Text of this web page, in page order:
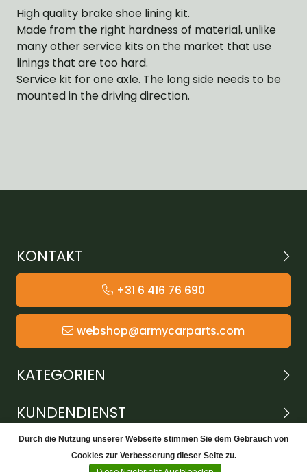
High quality brake shoe lining kit.
Made from the right hardness of material, unlike
many other service kits on the market that use
linings that are too hard.
Service kit for one axle. The long side needs to be
mounted in the driving direction.
KONTAKT
+31 6 416 76 690
webshop@armycarparts.com
KATEGORIEN
KUNDENDIENST
Durch die Nutzung unserer Webseite stimmen Sie dem Gebrauch von
Cookies zur Verbesserung dieser Seite zu.